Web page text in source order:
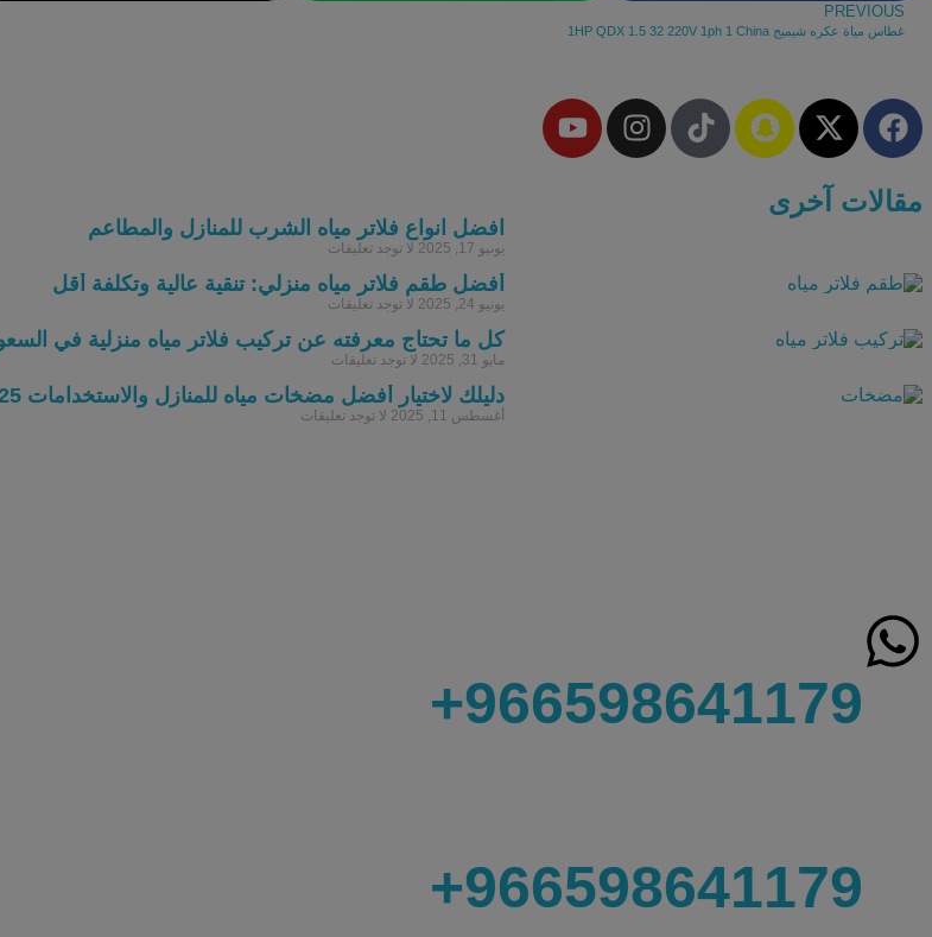
PREVIOUS
غطاس مياة عكره شيميج 1HP QDX 1.5 32 220V 1ph 1 China
مقالات آخرى
افضل انواع فلاتر مياه الشرب للمنازل والمطاعم
يونيو 17, 2025 لا توجد تعليقات
أفضل طقم فلاتر مياه منزلي: تنقية عالية وتكلفة أقل
يونيو 24, 2025 لا توجد تعليقات
كل ما تحتاج معرفته عن تركيب فلاتر مياه منزلية في
مايو 31, 2025 لا توجد تعليقات
دليلك لاختيار أفضل مضخات مياه للمنازل والاستخدامات 2025
أغسطس 11, 2025 لا توجد تعليقات
966598641179+
966598641179+